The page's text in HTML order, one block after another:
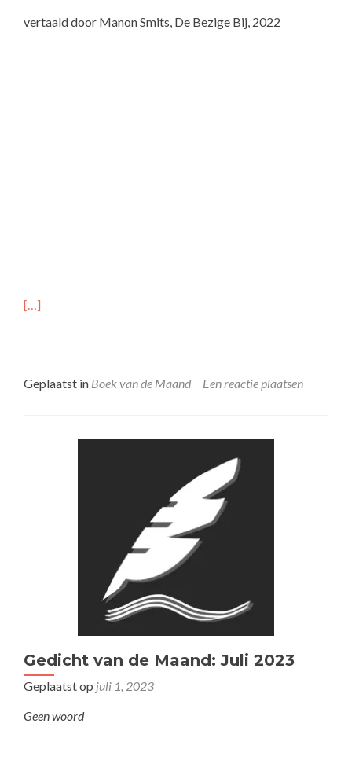
vertaald door Manon Smits, De Bezige Bij, 2022
[…]
Geplaatst in Boek van de Maand Een reactie plaatsen
Gedicht van de Maand: Juli 2023
Geplaatst op juli 1, 2023
Geen woord